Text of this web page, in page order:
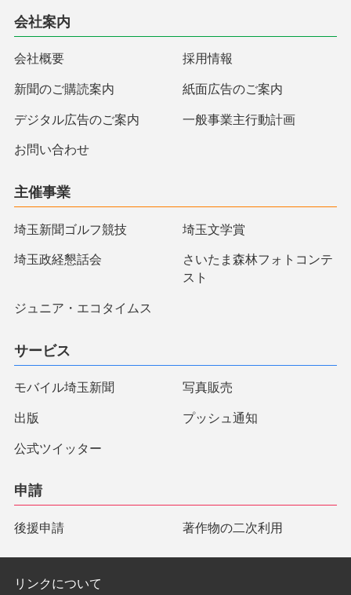
会社案内
会社概要 採用情報
新聞のご購読案内 紙面広告のご案内
デジタル広告のご案内 一般事業主行動計画
お問い合わせ
主催事業
埼玉新聞ゴルフ競技 埼玉文学賞
埼玉政経懇話会
さいたま森林フォトコンテ
スト
ジュニア・エコタイムス
サービス
モバイル埼玉新聞 写真販売
出版 プッシュ通知
公式ツイッター
申請
後援申請 著作物の二次利用
リンクについて